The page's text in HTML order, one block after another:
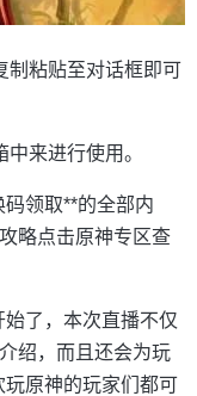
制粘贴至对话框即可
来进行使用。
领取**的全部内
略点击原神专区查
了，本次直播不仅
绍，而且还会为玩
原神的玩家们都可